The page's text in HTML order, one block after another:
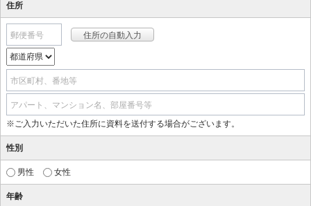
住所
郵便番号
市区町村、番地等
アパート、マンション名、部屋番号等
※ご入力いただいた住所に資料を送付する場合がございます。
性別
男性 女性
年齢